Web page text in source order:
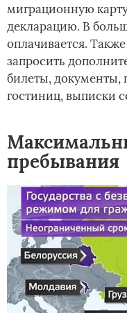
миграционную
декларацию. В
оплачивается.
запросить
билеты, документы,
гостиниц, выписки
пребывания